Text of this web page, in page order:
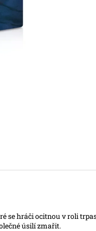
se hráči ocitnou v roli
úsilí zmařit.
Původně: